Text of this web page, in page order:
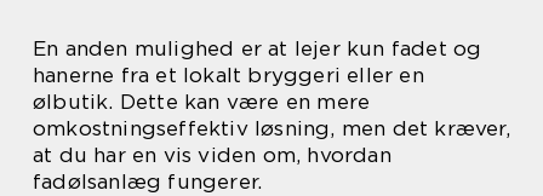
En anden mulighed er at lejer kun fadet og
hanerne fra et lokalt bryggeri eller en
ølbutik. Dette kan være en mere
omkostningseffektiv løsning, men det kræver,
at du har en vis viden om, hvordan
fadølsanlæg fungerer.